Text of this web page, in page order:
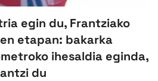
egin du, Frantziako
etapan: bakarka
ihesaldia eginda,
du